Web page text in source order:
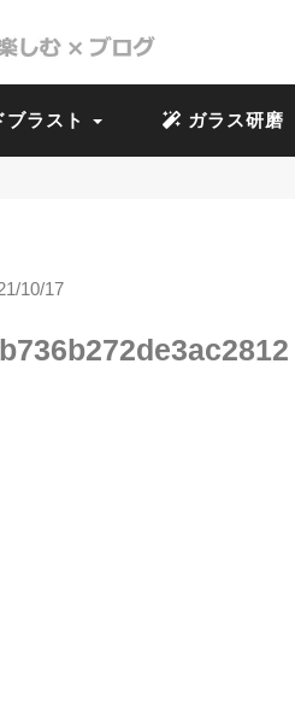
ブラスト ガラス研磨
10/17